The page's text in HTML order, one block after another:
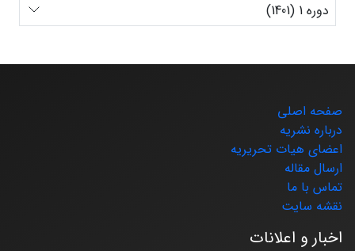
دوره 1 (1401)
صفحه اصلی
درباره نشریه
اعضای هیات تحریریه
ارسال مقاله
تماس با ما
نقشه سایت
اخبار و اعلانات